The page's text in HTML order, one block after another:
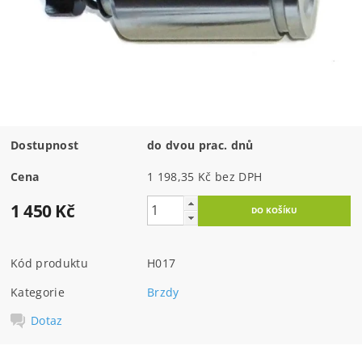
Dostupnost do dvou prac. dnů
Cena 1 198,35 Kč bez DPH
1 450 Kč
Kód produktu
H017
Kategorie
Brzdy
Dotaz